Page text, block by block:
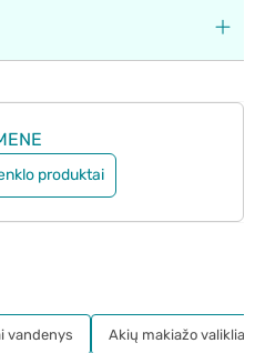
produktai
vandenys Akių makiažo valikliai